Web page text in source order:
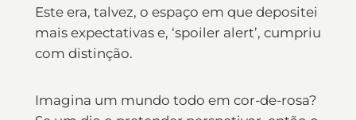
Este era, talvez, o espaço em que depositei
mais expectativas e, ‘spoiler alert’, cumpriu
com distinção.
Imagina um mundo todo em cor-de-rosa?